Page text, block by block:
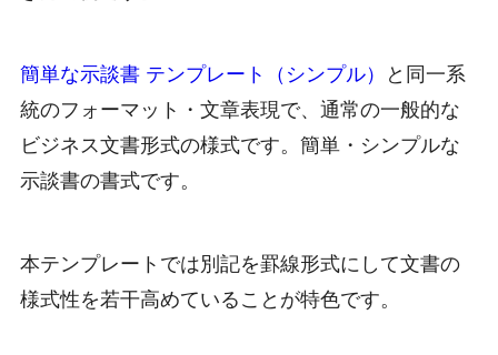
簡単な示談書 テンプレート（シンプル）
と同一系
統のフォーマット・文章表現で、通常の一般的な
ビジネス文書形式の様式です。簡単・シンプルな
示談書の書式です。
本テンプレートでは別記を罫線形式にして文書の
様式性を若干高めていることが特色です。